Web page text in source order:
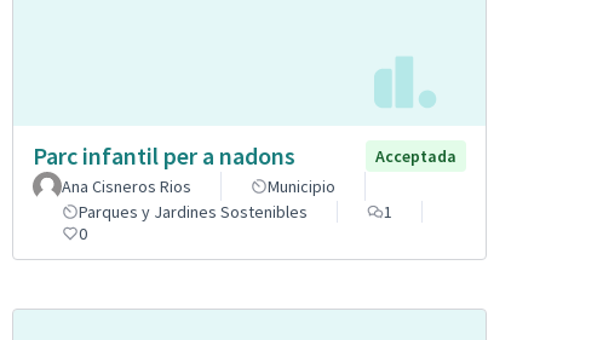
Parc infantil per a nadons
Acceptada
Ana Cisneros Rios
Municipio
Parques y Jardines Sostenibles
1
0